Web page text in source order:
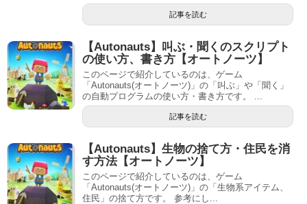
記事を読む
【Autonauts】叫ぶ・聞くのスクリプト
の使い方、書き方【オートノーツ】
このページで紹介しているのは、ゲーム
「Autonauts(オートノーツ)」の「叫ぶ」や「聞く」
の自動プログラムの使い方・書き方です。 ...
記事を読む
【Autonauts】生物の捨て方・住民を消
す方法【オートノーツ】
このページで紹介しているのは、ゲーム
「Autonauts(オートノーツ)」の「生物系アイテム、
住民」の捨て方です。 参考にし...